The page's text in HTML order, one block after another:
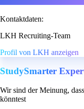
Kontaktdaten:
LKH Recruiting-Team
Profil von LKH anzeigen
StudySmarter
Wir sind der Meinung,
könntest